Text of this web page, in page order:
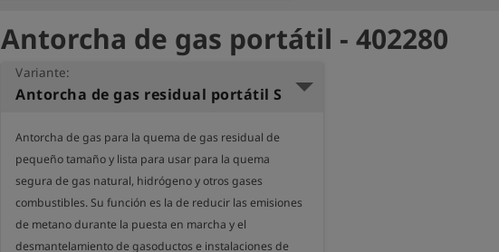
Antorcha de gas portátil - 402280
Variante:
Antorcha de gas residual portátil S
Antorcha de gas para la quema de gas residual de
pequeño tamaño y lista para usar para la quema
segura de gas natural, hidrógeno y otros gases
combustibles. Su función es la de reducir las emisiones
de metano durante la puesta en marcha y el
desmantelamiento de gasoductos e instalaciones de